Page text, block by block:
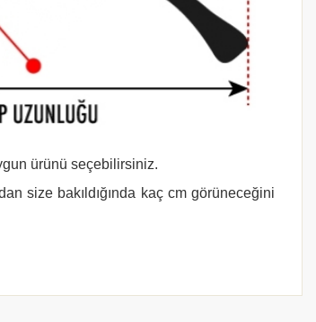
ürünü seçebilirsiniz.
size bakıldığında kaç cm görüneceğini